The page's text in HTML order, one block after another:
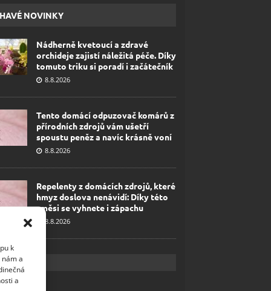
k
a
a
NOVINKY
Nádherně kvetoucí a zdravé
orchideje zajistí náležitá péče. Díky
tomuto triku si poradí i začátečník
8.8.2026
Tento domácí odpuzovač komárů z
přírodních zdrojů vám ušetří
spoustu peněz a navíc krásně voní
8.8.2026
Repelenty z domácích zdrojů, které
hmyz doslova nenávidí: Díky této
směsi se vyhnete i zápachu
8.8.2026